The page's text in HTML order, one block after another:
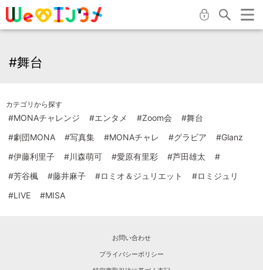
#舞台
カテゴリから探す
#MONAチャレンジ #エンタメ #Zoom会
#舞台
#劇団MONA
#写真集 #MONAチャレ #グラビア
#Glanz
#伊藤利里子
#川森萌可 #愛原有里彩 #芦田雄太
#
#芳谷楓
#藤井麻子 #ロミオ＆ジュリエット
#ロミジュリ
#LIVE
#MISA
お問い合わせ
プライバシーポリシー